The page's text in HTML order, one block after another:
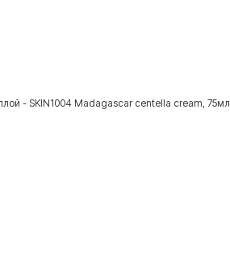
- SKIN1004 Madagascar centella cream, 75мл